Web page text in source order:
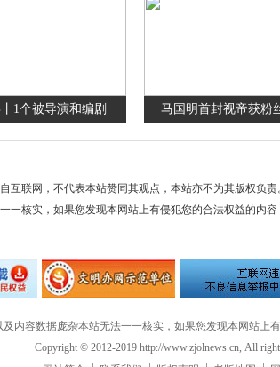
1个被导演和编剧 马国明首封视帝获粉
互联网，不代表本站赞同其观点，本站亦不为其版权负责
一核实，如果您发现本网站上有侵犯您的合法权益的内容
内容数据庞杂本站无法一一核实，如果您发现本网站上
Copyright © 2012-2019 http://www.zjolnews.cn, All